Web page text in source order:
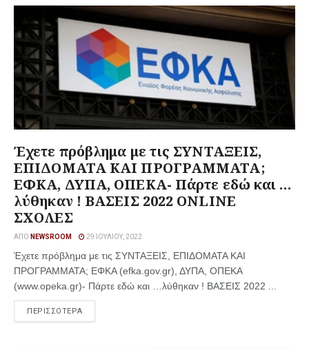
Έχετε πρόβλημα με τις ΣΥΝΤΑΞΕΙΣ,
ΕΠΙΔΟΜΑΤΑ ΚΑΙ ΠΡΟΓΡΑΜΜΑΤΑ;
ΕΦΚΑ, ΔΥΠΑ, ΟΠΕΚΑ- Πάρτε εδώ και …
λύθηκαν ! ΒΑΣΕΙΣ 2022 ONLINE
ΣΧΟΛΕΣ
ΑΠΌ NEWSROOM 29 ΙΟΥΛΊΟΥ, 2022
Έχετε πρόβλημα με τις ΣΥΝΤΑΞΕΙΣ, ΕΠΙΔΟΜΑΤΑ ΚΑΙ
ΠΡΟΓΡΑΜΜΑΤΑ; ΕΦΚΑ (efka.gov.gr), ΔΥΠΑ, ΟΠΕΚΑ
(www.opeka.gr)- Πάρτε εδώ και …λύθηκαν ! ΒΑΣΕΙΣ 2022 ...
ΠΕΡΙΣΣΟΤΕΡΑ